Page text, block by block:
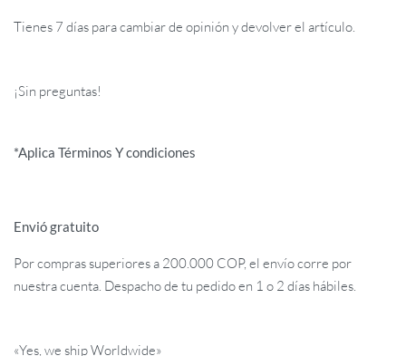
Tienes 7 días para cambiar de opinión y devolver el artículo.
¡Sin preguntas!
*Aplica Términos Y condiciones
Envió gratuito
Por compras superiores a 200.000 COP, el envío corre por
nuestra cuenta. Despacho de tu pedido en 1 o 2 días hábiles.
«Yes, we ship Worldwide»